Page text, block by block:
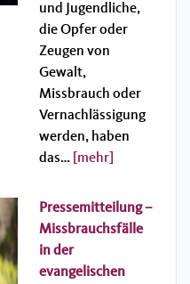
und Jugendliche,
die Opfer oder
Zeugen von
Gewalt,
Missbrauch oder
Vernachlässigung
werden, haben
das… [mehr]
Pressemitteilung –
Missbrauchsfälle
in der
evangelischen